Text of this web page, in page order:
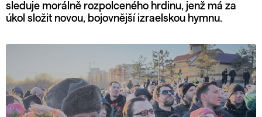
sleduje morálně rozpolceného hrdinu, jenž má za
úkol složit novou, bojovnější izraelskou hymnu.